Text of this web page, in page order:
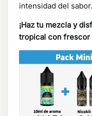
intensidad del sabor.
¡Haz tu mezcla y
tropical con frescor